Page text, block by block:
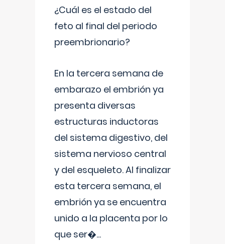
¿Cuál es el estado del
feto al final del periodo
preembrionario?
En la tercera semana de
embarazo el embrión ya
presenta diversas
estructuras inductoras
del sistema digestivo, del
sistema nervioso central
y del esqueleto. Al finalizar
esta tercera semana, el
embrión ya se encuentra
unido a la placenta por lo
que ser�...